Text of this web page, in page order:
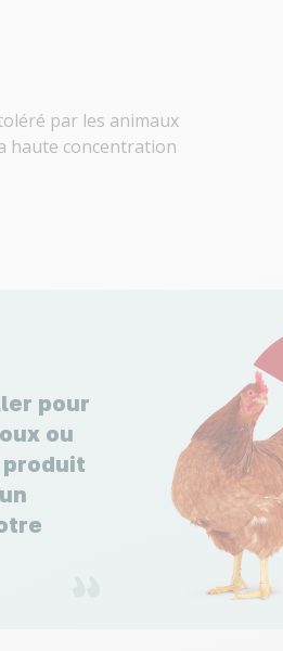
par les animaux
haute concentration
pour
ou